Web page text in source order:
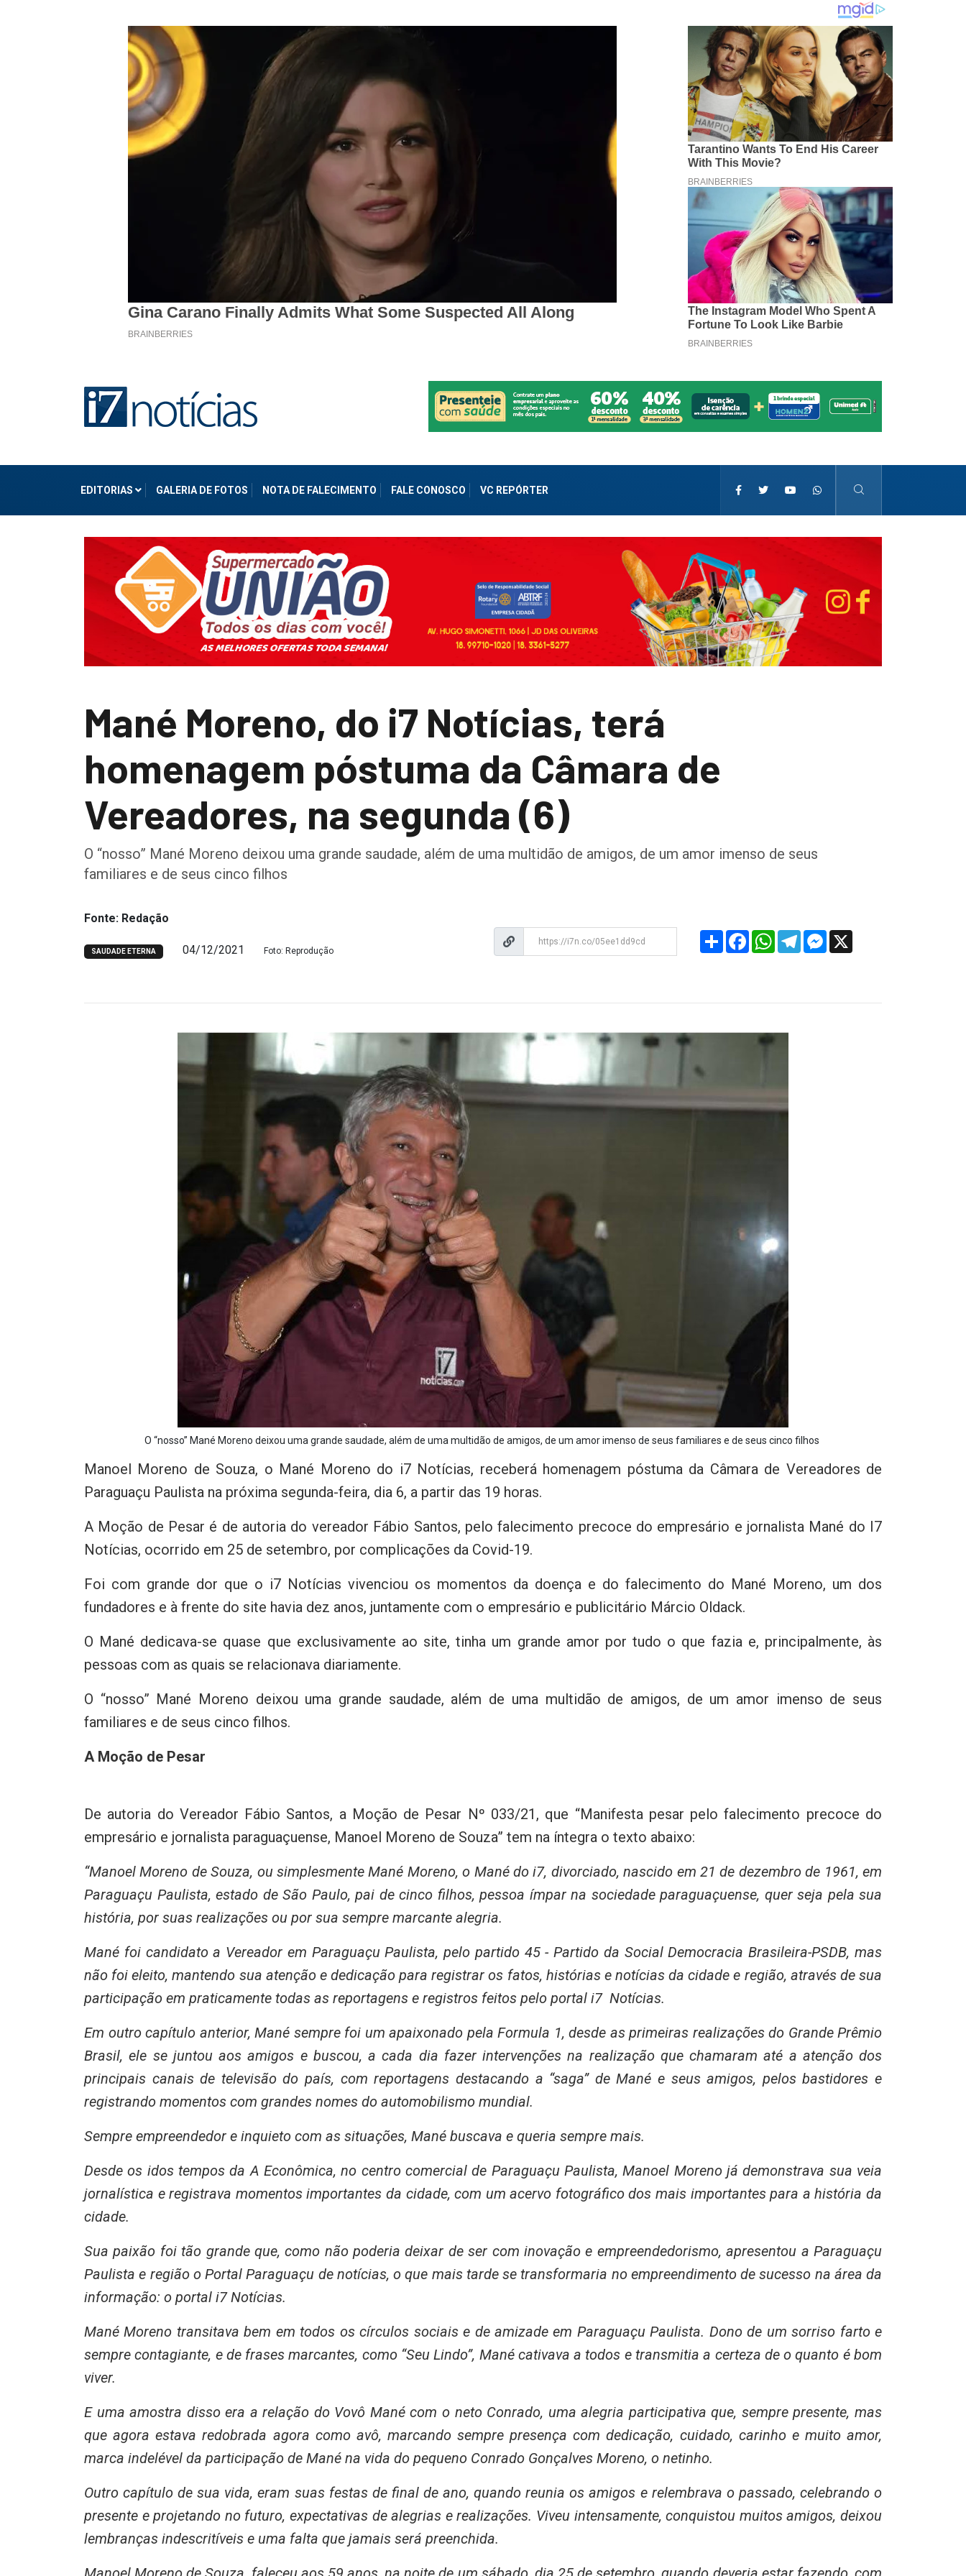
EDITORIAS GALERIA DE FOTOS NOTA DE FALECIMENTO FALE CONOSCO VC REPÓRTER
Mané Moreno, do i7 Notícias, terá
homenagem póstuma da Câmara de
Vereadores, na segunda (6)
O “nosso” Mané Moreno deixou uma grande saudade, além de uma multidão de amigos, de um amor imenso de seus
familiares e de seus cinco filhos
Fonte: Redação
SAUDADE ETERNA 04/12/2021 Foto: Reprodução
Share FacebookWhatsAppTelegramMessenger
O “nosso” Mané Moreno deixou uma grande saudade, além de uma multidão de amigos, de um amor imenso de seus familiares e de seus cinco filhos
Manoel Moreno de Souza, o Mané Moreno do i7 Notícias, receberá homenagem póstuma da Câmara de Vereadores de
Paraguaçu Paulista na próxima segunda-feira, dia 6, a partir das 19 horas.
A Moção de Pesar é de autoria do vereador Fábio Santos, pelo falecimento precoce do empresário e jornalista Mané do I7
Notícias, ocorrido em 25 de setembro, por complicações da Covid-19.
Foi com grande dor que o i7 Notícias vivenciou os momentos da doença e do falecimento do Mané Moreno, um dos
fundadores e à frente do site havia dez anos, juntamente com o empresário e publicitário Márcio Oldack.
O Mané dedicava-se quase que exclusivamente ao site, tinha um grande amor por tudo o que fazia e, principalmente, às
pessoas com as quais se relacionava diariamente.
O “nosso” Mané Moreno deixou uma grande saudade, além de uma multidão de amigos, de um amor imenso de seus
familiares e de seus cinco filhos.
A Moção de Pesar
De autoria do Vereador Fábio Santos, a Moção de Pesar Nº 033/21, que “Manifesta pesar pelo falecimento precoce do
empresário e jornalista paraguaçuense, Manoel Moreno de Souza” tem na íntegra o texto abaixo:
“Manoel Moreno de Souza, ou simplesmente Mané Moreno, o Mané do i7, divorciado, nascido em 21 de dezembro de 1961, em
Paraguaçu Paulista, estado de São Paulo, pai de cinco filhos, pessoa ímpar na sociedade paraguaçuense, quer seja pela sua
história, por suas realizações ou por sua sempre marcante alegria.
Mané foi candidato a Vereador em Paraguaçu Paulista, pelo partido 45 - Partido da Social Democracia Brasileira-PSDB, mas
não foi eleito, mantendo sua atenção e dedicação para registrar os fatos, histórias e notícias da cidade e região, através de sua
participação em praticamente todas as reportagens e registros feitos pelo portal i7 Notícias.
Em outro capítulo anterior, Mané sempre foi um apaixonado pela Formula 1, desde as primeiras realizações do Grande Prêmio
Brasil, ele se juntou aos amigos e buscou, a cada dia fazer intervenções na realização que chamaram até a atenção dos
principais canais de televisão do país, com reportagens destacando a “saga” de Mané e seus amigos, pelos bastidores e
registrando momentos com grandes nomes do automobilismo mundial.
Sempre empreendedor e inquieto com as situações, Mané buscava e queria sempre mais.
Desde os idos tempos da A Econômica, no centro comercial de Paraguaçu Paulista, Manoel Moreno já demonstrava sua veia
jornalística e registrava momentos importantes da cidade, com um acervo fotográfico dos mais importantes para a história da
cidade.
Sua paixão foi tão grande que, como não poderia deixar de ser com inovação e empreendedorismo, apresentou a Paraguaçu
Paulista e região o Portal Paraguaçu de notícias, o que mais tarde se transformaria no empreendimento de sucesso na área da
informação: o portal i7 Notícias.
Mané Moreno transitava bem em todos os círculos sociais e de amizade em Paraguaçu Paulista. Dono de um sorriso farto e
sempre contagiante, e de frases marcantes, como “Seu Lindo”, Mané cativava a todos e transmitia a certeza de o quanto é bom
viver.
E uma amostra disso era a relação do Vovô Mané com o neto Conrado, uma alegria participativa que, sempre presente, mas
que agora estava redobrada agora como avô, marcando sempre presença com dedicação, cuidado, carinho e muito amor,
marca indelével da participação de Mané na vida do pequeno Conrado Gonçalves Moreno, o netinho.
Outro capítulo de sua vida, eram suas festas de final de ano, quando reunia os amigos e relembrava o passado, celebrando o
presente e projetando no futuro, expectativas de alegrias e realizações. Viveu intensamente, conquistou muitos amigos, deixou
lembranças indescritíveis e uma falta que jamais será preenchida.